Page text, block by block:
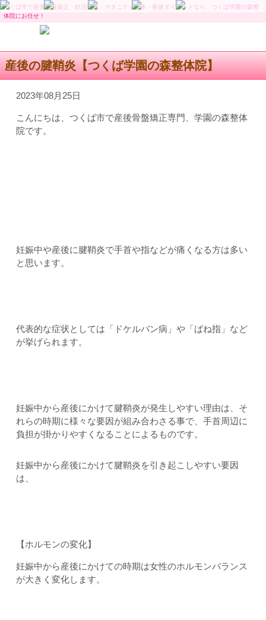
つくば市で産後骨盤矯正・妊活整体・マタニティ整体・産後ダイエットなら、つくば学園の森整
体院にお任せ！
産後の腱鞘炎【つくば学園の森整体院】
2023年08月25日
こんにちは、つくば市で産後骨盤矯正専門、学園の森整体
院です。
妊娠中や産後に腱鞘炎で手首や指などが痛くなる方は多い
と思います。
代表的な症状としては「ドケルバン病」や「ばね指」など
が挙げられます。
妊娠中から産後にかけて腱鞘炎が発生しやすい理由は、そ
れらの時期に様々な要因が組み合わさる事で、手首周辺に
負担が掛かりやすくなることによるものです。
妊娠中から産後にかけて腱鞘炎を引き起こしやすい要因
は、
【ホルモンの変化】
妊娠中から産後にかけての時期は女性のホルモンバランス
が大きく変化します。